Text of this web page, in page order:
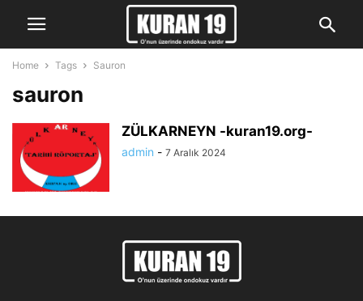
Home Tags Sauron
sauron
ZÜLKARNEYN -kuran19.org-
admin - 7 Aralık 2024